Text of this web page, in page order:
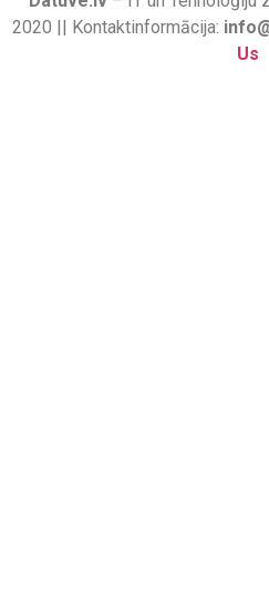
2020 || Kontaktinformācija:
Us